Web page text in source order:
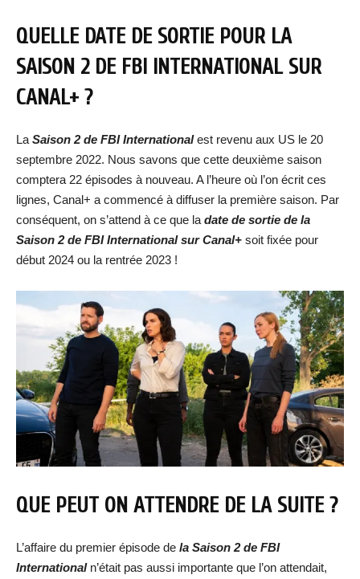
QUELLE DATE DE SORTIE POUR LA
SAISON 2 DE FBI INTERNATIONAL SUR
CANAL+ ?
La Saison 2 de FBI Internationalest revenu aux US le 20
septembre 2022. Nous savons que cette deuxième saison
comptera 22 épisodes à nouveau. A l’heure où l’on écrit ces
lignes, Canal+ a commencé à diffuser la première saison. Par
conséquent, on s’attend à ce que la date de sortie de la
Saison 2 de FBI International sur Canal+ soit fixée pour
début 2024 ou la rentrée 2023 !
QUE PEUT ON ATTENDRE DE LA SUITE ?
L’affaire du premier épisode de la Saison 2 de FBI
International n’était pas aussi importante que l’on attendait,